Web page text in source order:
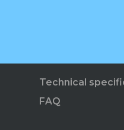
Technical
FAQ